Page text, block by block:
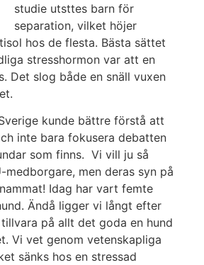
studie utsttes barn för
separation, vilket höjer
hos de flesta. Bästa sättet
stresshormon var att en
Det slog både en snäll vuxen
kunde bättre förstå att
inte bara fokusera debatten
som finns. Vi vill ju så
medborgare, men deras syn på
Idag har vart femte
Ändå ligger vi långt efter
på allt det goda en hund
Vi vet genom vetenskapliga
sänks hos en stressad